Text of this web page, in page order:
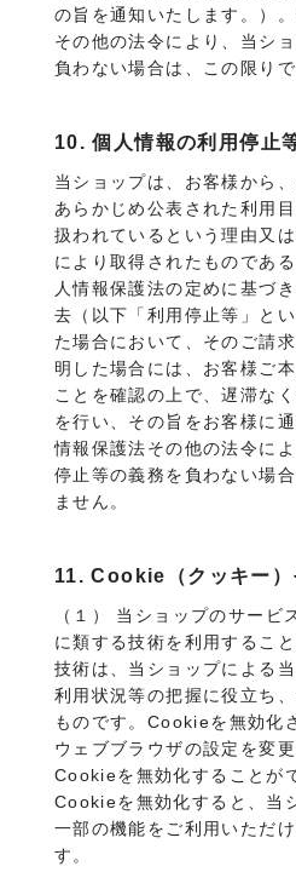
の旨を通知いたします。）
その他の法令により、当シ
負わない場合は、この限り
10. 個人情報の利用停止
当ショップは、お客様から
あらかじめ公表された利用
扱われているという理由又
により取得されたものであ
人情報保護法の定めに基づ
去（以下「利用停止等」と
た場合において、そのご請
明した場合には、お客様ご
ことを確認の上で、遅滞な
を行い、その旨をお客様に
情報保護法その他の法令に
停止等の義務を負わない場
ません。
11. Cookie（クッキー）
（１） 当ショップのサー
に類する技術を利用するこ
技術は、当ショップによる
利用状況等の把握に役立ち
ものです。Cookieを無効化
ウェブブラウザの設定を変
Cookieを無効化することが
Cookieを無効化すると、当
一部の機能をご利用いただ
す。